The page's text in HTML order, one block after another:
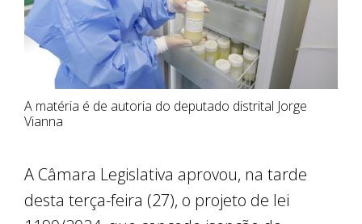
A matéria é de autoria do deputado distrital Jorge
Vianna
A Câmara Legislativa aprovou, na tarde
desta terça-feira (27), o projeto de lei